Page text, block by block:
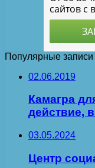
Популярные записи
02.06.2019
Камагра
действие,
03.05.2024
Центр